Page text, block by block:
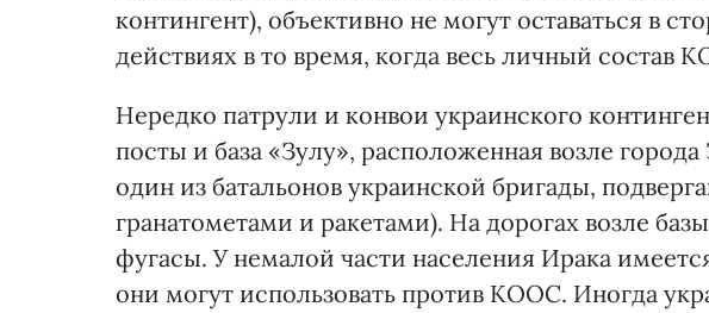
контингент), объективно не могут оставаться в
действиях в то время, когда весь личный состав
Нередко патрули и конвои украинского
посты и база «Зулу», расположенная возле
один из батальонов украинской бригады,
гранатометами и ракетами). На дорогах возле
фугасы. У немалой части населения Ирака
они могут использовать против КООС. Иногда